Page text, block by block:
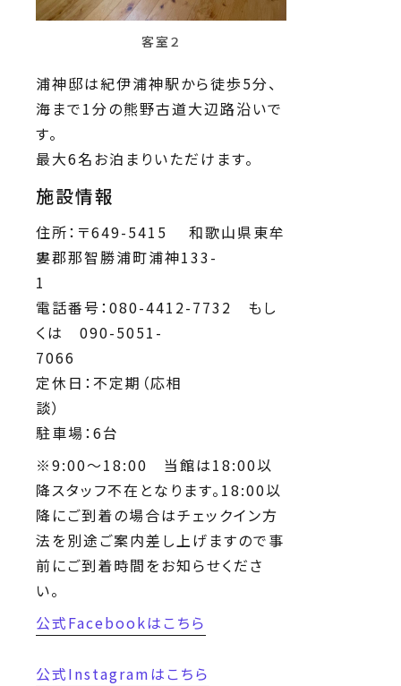
客室２
浦神邸は紀伊浦神駅から徒歩5分、
海まで1分の熊野古道大辺路沿いで
す。
最大6名お泊まりいただけます。
施設情報
住所：〒649-5415 和歌山県東牟
婁郡那智勝浦町浦神133-
電話番号：080-4412-7732 もし
くは 090-5051-
定休日：不定期（応相
駐車場：6台
※9:00～18:00 当館は18:00以
降スタッフ不在となります。18:00以
降にご到着の場合はチェックイン方
法を別途ご案内差し上げますので事
前にご到着時間をお知らせくださ
い。
公式Facebookはこちら
公式Instagramはこちら